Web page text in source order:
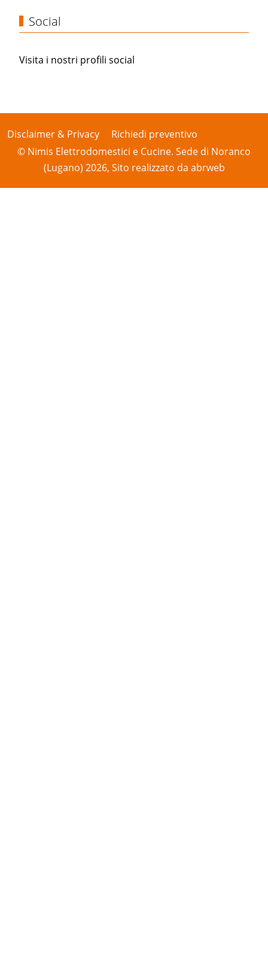
Social
Visita i nostri profili social
Disclaimer & Privacy
Richiedi preventivo
© Nimis Elettrodomestici e Cucine. Sede di Noranco
(Lugano) 2026, Sito realizzato da abrweb